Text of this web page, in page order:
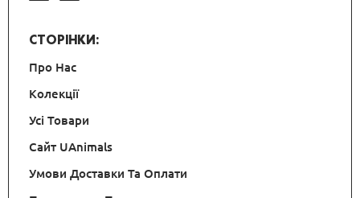
СТОРІНКИ:
Про Нас
Колекції
Усі Товари
Сайт UAnimals
Умови Доставки Та Оплати